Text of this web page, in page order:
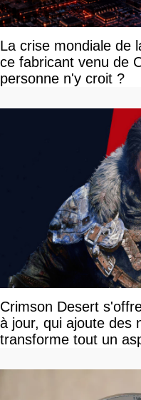
La crise mondiale de
ce fabricant venu de
personne n'y croit ?
Crimson Desert
à jour, qui ajoute des
transforme tout un